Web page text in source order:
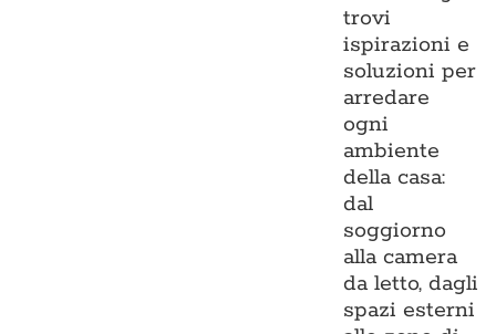
trovi
ispirazioni e
soluzioni per
arredare
ogni
ambiente
della casa:
dal
soggiorno
alla camera
da letto, dagli
spazi esterni